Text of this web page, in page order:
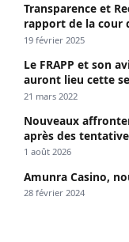
Transparence et
rapport de la cour
19 février 2025
Le FRAPP et son
auront lieu cette
21 mars 2022
Nouveaux
après des
1 août 2026
Amunra Casino,
28 février 2024